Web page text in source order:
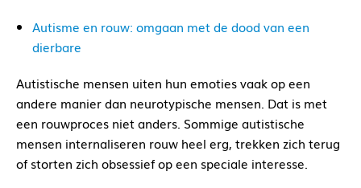
Autisme en rouw: omgaan met de dood van een
dierbare
Autistische mensen uiten hun emoties vaak op een
andere manier dan neurotypische mensen. Dat is met
een rouwproces niet anders. Sommige autistische
mensen internaliseren rouw heel erg, trekken zich terug
of storten zich obsessief op een speciale interesse.